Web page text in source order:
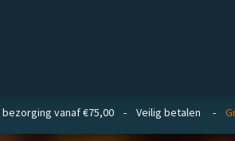
bezorging vanaf €75,00 - Veilig betalen -